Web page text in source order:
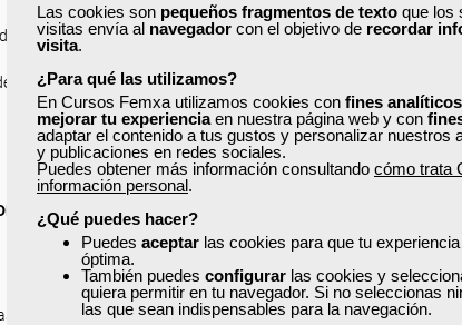
Las cookies son pequeños fragmentos de texto que los
visitas envía al navegador con el objetivo de recordar
visita.
¿Para qué las utilizamos?
En Cursos Femxa utilizamos cookies con fines analíticos
mejorar tu experienciaen nuestra página web y con
adaptar el contenido a tus gustos y personalizar nuestros
y publicaciones en redes sociales.
Puedes obtener más información consultando cómo trata
información personal.
¿Qué puedes hacer?
Puedes aceptar las cookies para que tu
óptima.
También puedes configurar las cookies y
quiera permitir en tu navegador. Si no seleccionas
las que sean indispensables para la navegación.
paciente en estado terminal.
DUELO.
acompañantes.